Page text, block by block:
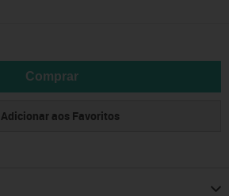
Comprar
Adicionar aos Favoritos